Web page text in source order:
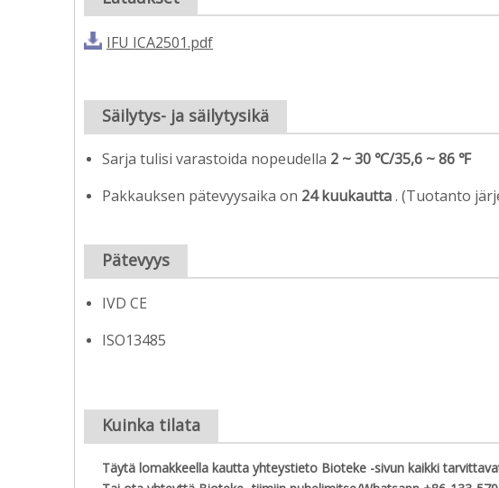
IFU ICA2501.pdf
Säilytys- ja säilytysikä
Sarja tulisi varastoida nopeudella 2 ~ 30 ℃/35,6 ~ 86 ℉
Pakkauksen pätevyysaika on 24 kuukautta. (Tuotanto
Pätevyys
IVD CE
ISO13485
Kuinka tilata
Täytä lomakkeella kautta yhteystieto Bioteke -sivun kaikki